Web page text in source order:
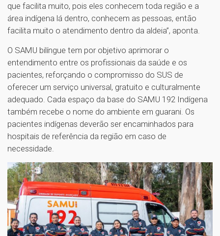
que facilita muito, pois eles conhecem toda região e a
área indígena lá dentro, conhecem as pessoas, então
facilita muito o atendimento dentro da aldeia”, aponta.
O SAMU bilíngue tem por objetivo aprimorar o
entendimento entre os profissionais da saúde e os
pacientes, reforçando o compromisso do SUS de
oferecer um serviço universal, gratuito e culturalmente
adequado. Cada espaço da base do SAMU 192 Indígena
também recebe o nome do ambiente em guarani. Os
pacientes indígenas deverão ser encaminhados para
hospitais de referência da região em caso de
necessidade.